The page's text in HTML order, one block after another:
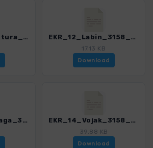
EKR_10_Premantura_3158_1.gpx EKR_12_Labin_3158_1.gpx
17.13 KB
Download
EKR_13_Vela Draga_3158_1.gpx EKR_14_Vojak_3158_1.gpx
39.88 KB
Download